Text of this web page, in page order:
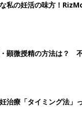
な私の妊活の味方！
顕微授精の方法は？
治療「タイミング法